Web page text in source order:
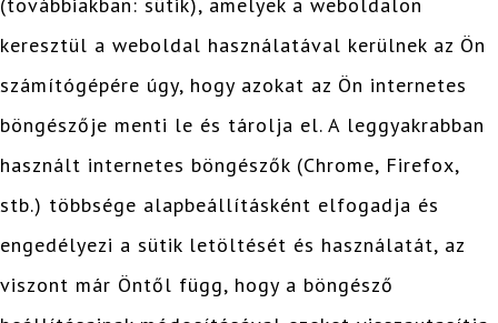
keresztül a weboldal használatával kerülnek az Ön
számítógépére úgy, hogy azokat az Ön internetes
böngészője menti le és tárolja el. A leggyakrabban
használt internetes böngészők (Chrome, Firefox,
stb.) többsége alapbeállításként elfogadja és
engedélyezi a sütik letöltését és használatát, az
viszont már Öntől függ, hogy a böngésző